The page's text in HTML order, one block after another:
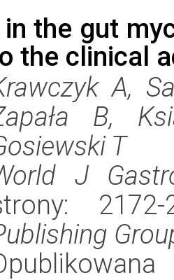
in the gut
the clinical
A,
B,
T
J